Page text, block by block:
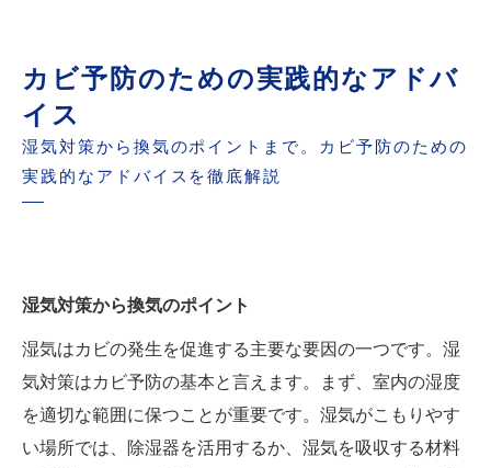
カビ予防のための実践的なアドバ
イス
湿気対策から換気のポイントまで。カビ予防のための
実践的なアドバイスを徹底解説
湿気対策から換気のポイント
湿気はカビの発生を促進する主要な要因の一つです。湿
気対策はカビ予防の基本と言えます。まず、室内の湿度
を適切な範囲に保つことが重要です。湿気がこもりやす
い場所では、除湿器を活用するか、湿気を吸収する材料